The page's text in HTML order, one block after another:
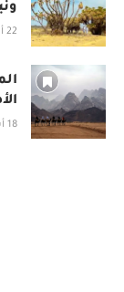
22 أبريل، 2025
18 أبريل، 2025